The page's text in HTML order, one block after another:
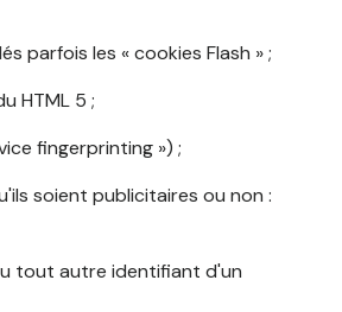
parfois les « cookies Flash » ;
HTML 5 ;
fingerprinting ») ;
soient publicitaires ou non :
tout autre identifiant d'un